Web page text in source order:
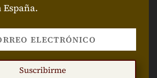
Suscribirme